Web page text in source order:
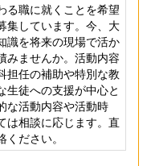
る職に就くことを希望
集しています。今、大
識を将来の現場で活か
みませんか。活動内容
担任の補助や特別な教
生徒への支援が中心と
な活動内容や活動時
は相談に応じます。直
ださい。